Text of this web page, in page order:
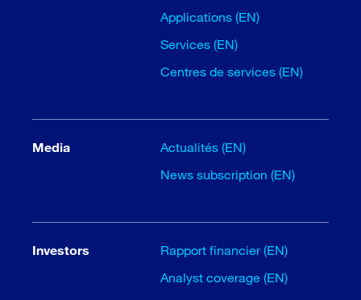
Applications (EN)
Services (EN)
Centres de services (EN)
Media
Actualités (EN)
News subscription (EN)
Investors
Rapport financier (EN)
Analyst coverage (EN)